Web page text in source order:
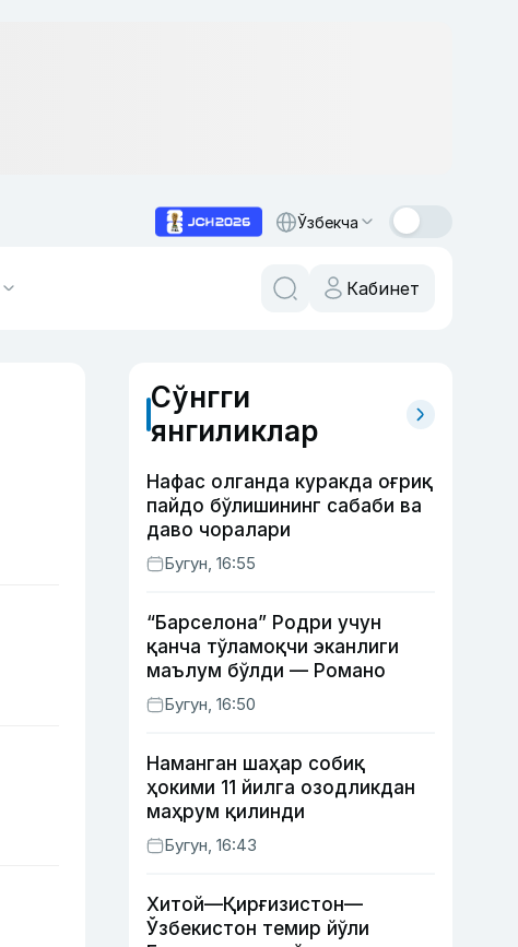
Ўзбекча
Кабинет
Сўнгги
янгиликлар
Нафас олганда куракда оғриқ
пайдо бўлишининг сабаби ва
даво чоралари
Бугун, 16:55
“Барселона” Родри учун
қанча тўламоқчи эканлиги
маълум бўлди — Романо
Бугун, 16:50
Наманган шаҳар собиқ
ҳокими 11 йилга озодликдан
маҳрум қилинди
Бугун, 16:43
Хитой—Қирғизистон—
Ўзбекистон темир йўли